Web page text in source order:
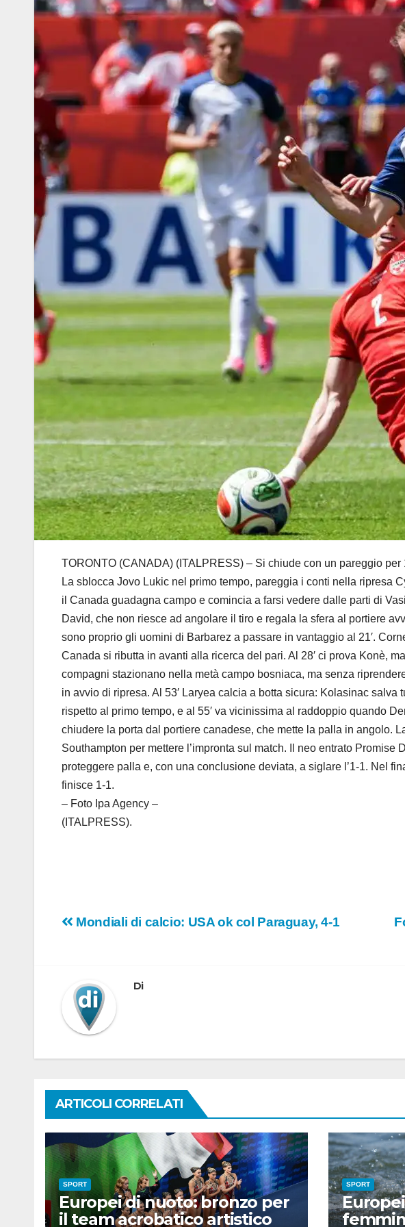
TORONTO (CANADA) (ITALPRESS) – Si chiude con un pareggio
La sblocca Jovo Lukic nel primo tempo, pareggia i conti nella ripresa
il Canada guadagna campo e comincia a farsi vedere dalle parti di
David, che non riesce ad angolare il tiro e regala la sfera al portiere
sono proprio gli uomini di Barbarez a passare in vantaggio al 21′.
Canada si ributta in avanti alla ricerca del pari. Al 28′ ci prova Konè,
compagni stazionano nella metà campo bosniaca, ma senza
in avvio di ripresa. Al 53′ Laryea calcia a botta sicura: Kolasinac
rispetto al primo tempo, e al 55′ va vicinissima al raddoppio quando
chiudere la porta dal portiere canadese, che mette la palla in angolo.
Southampton per mettere l’impronta sul match. Il neo entrato
proteggere palla e, con una conclusione deviata, a siglare l’1-1. Nel
finisce 1-1.
– Foto Ipa Agency –
(ITALPRESS).
Navigazione
Mondiali di calcio: USA ok col Paraguay, 4-1
Di
ARTICOLI CORRELATI
SPORT
Europei di nuoto: bronzo per
il team acrobatico artistico
SPORT